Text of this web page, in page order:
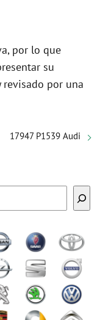
por lo que
su
por una
17947 P1539 Audi